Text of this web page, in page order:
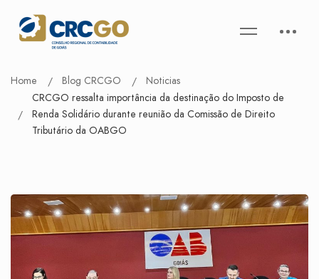
Home Blog CRCGO
Noticias
CRCGO ressalta importância da destinação do Imposto de
Renda Solidário durante reunião da Comissão de Direito
Tributário da OABGO